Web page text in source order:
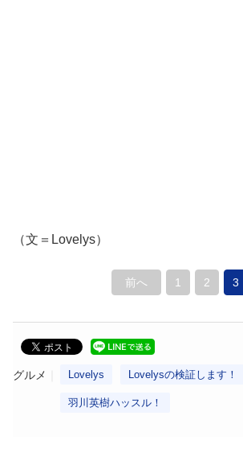
（文＝Lovelys）
前へ 1 2 3
グルメ Lovelys Lovelysの検証します！
羽川英樹ハッスル！